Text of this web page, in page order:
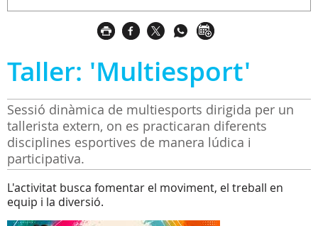
Taller: 'Multiesport'
Sessió dinàmica de multiesports dirigida per un
tallerista extern, on es practicaran diferents
disciplines esportives de manera lúdica i
participativa.
L'activitat busca fomentar el moviment, el treball en
equip i la diversió.